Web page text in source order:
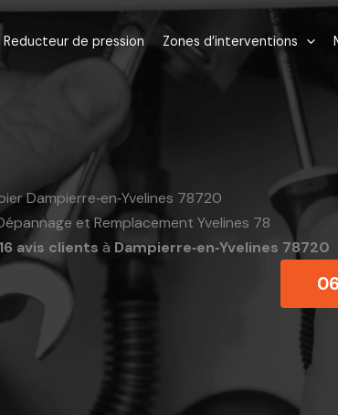
Reducteur de pression Zones d’interventions
Dampierre‑en‑Yvelines 78720
et Remplacement Yvelines 78
avis clients à Dampierre‑en‑Yvelines 78720